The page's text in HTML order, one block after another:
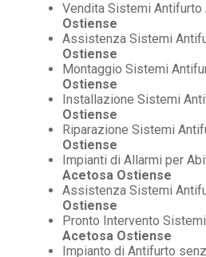
Vendita Sistemi Antifurto
Ostiense
Assistenza Sistemi
Ostiense
Montaggio Sistemi
Ostiense
Installazione Sistemi
Ostiense
Riparazione Sistemi
Ostiense
Impianti di Allarmi per
Acetosa Ostiense
Assistenza Sistemi
Ostiense
Pronto Intervento
Acetosa Ostiense
Impianto di Antifurto